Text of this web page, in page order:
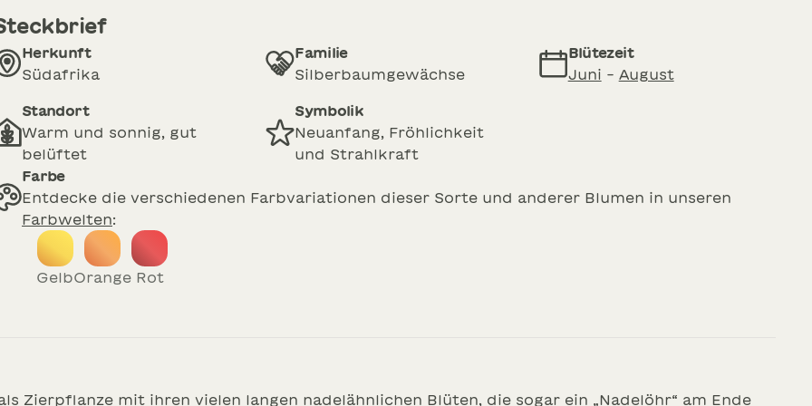
Herkunft
Südafrika
Familie
Silberbaumgewächse
Blütezeit
Juni - August
Standort
Warm und sonnig, gut
belüftet
Symbolik
Neuanfang, Fröhlichkeit
und Strahlkraft
Farbe
Entdecke die verschiedenen Farbvariationen dieser Sorte und anderer Blumen in unseren
Farbwelten:
gelb orange rot
Zierpflanze mit ihren vielen langen nadelähnlichen Blüten, die sogar ein „Nadelöhr“ am Ende